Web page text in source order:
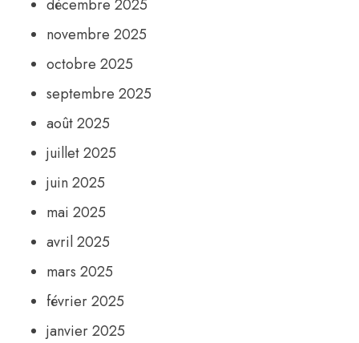
décembre 2025
novembre 2025
octobre 2025
septembre 2025
août 2025
juillet 2025
juin 2025
mai 2025
avril 2025
mars 2025
février 2025
janvier 2025